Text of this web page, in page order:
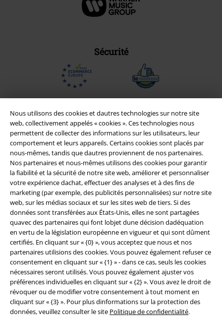
Nous utilisons des cookies et dautres technologies sur notre site
web, collectivement appelés « cookies ». Ces technologies nous
permettent de collecter des informations sur les utilisateurs, leur
comportement et leurs appareils. Certains cookies sont placés par
nous-mêmes, tandis que dautres proviennent de nos partenaires.
Nos partenaires et nous-mêmes utilisons des cookies pour garantir
la fiabilité et la sécurité de notre site web, améliorer et personnaliser
votre expérience dachat, effectuer des analyses et à des fins de
marketing (par exemple, des publicités personnalisées) sur notre site
web, sur les médias sociaux et sur les sites web de tiers. Si des
données sont transférées aux États-Unis, elles ne sont partagées
quavec des partenaires qui font lobjet dune décision dadéquation
en vertu de la législation européenne en vigueur et qui sont dûment
certifiés. En cliquant sur « {0} », vous acceptez que nous et nos
partenaires utilisions des cookies. Vous pouvez également refuser ce
consentement en cliquant sur « {1} » - dans ce cas, seuls les cookies
nécessaires seront utilisés. Vous pouvez également ajuster vos
préférences individuelles en cliquant sur « {2} ». Vous avez le droit de
révoquer ou de modifier votre consentement à tout moment en
cliquant sur « {3} ». Pour plus dinformations sur la protection des
données, veuillez consulter le site Politique de confidentialité.
Sécurité
Légal
Conditions générales
Éditeur
Clauses de confidentialité
Élimination des déchets et protection de l'environnement
Déclaration de Conformité